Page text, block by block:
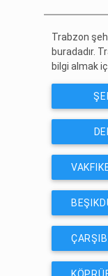
Trabzon
buradadır.
bilgi almak